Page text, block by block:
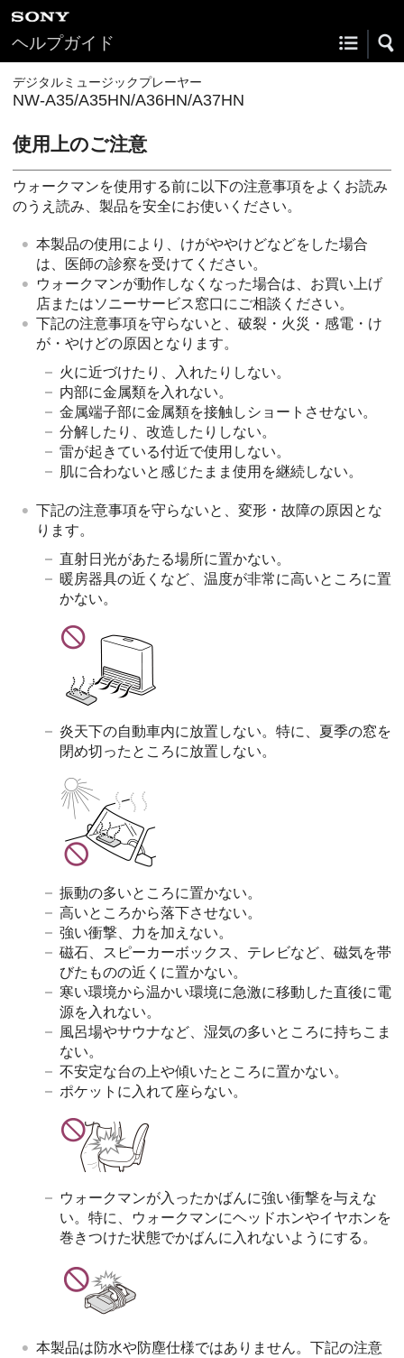
ヘルプガイド
デジタルミュージックプレーヤー
NW-A35/A35HN/A36HN/A37HN
使用上のご注意
ウォークマンを使用する前に以下の注意事項をよくお読み
のうえ読み、製品を安全にお使いください。
本製品の使用により、けがややけどなどをした場合
は、医師の診察を受けてください。
ウォークマンが動作しなくなった場合は、お買い上げ
店またはソニーサービス窓口にご相談ください。
下記の注意事項を守らないと、破裂・火災・感電・け
が・やけどの原因となります。
火に近づけたり、入れたりしない。
内部に金属類を入れない。
金属端子部に金属類を接触しショートさせない。
分解したり、改造したりしない。
雷が起きている付近で使用しない。
肌に合わないと感じたまま使用を継続しない。
下記の注意事項を守らないと、変形・故障の原因とな
ります。
直射日光があたる場所に置かない。
暖房器具の近くなど、温度が非常に高いところに置
かない。
炎天下の自動車内に放置しない。特に、夏季の窓を
閉め切ったところに放置しない。
振動の多いところに置かない。
高いところから落下させない。
強い衝撃、力を加えない。
磁石、スピーカーボックス、テレビなど、磁気を帯
びたものの近くに置かない。
寒い環境から温かい環境に急激に移動した直後に電
源を入れない。
風呂場やサウナなど、湿気の多いところに持ちこま
ない。
不安定な台の上や傾いたところに置かない。
ポケットに入れて座らない。
ウォークマンが入ったかばんに強い衝撃を与えな
い。特に、ウォークマンにヘッドホンやイヤホンを
巻きつけた状態でかばんに入れないようにする。
本製品は防水や防塵仕様ではありません。下記の注意